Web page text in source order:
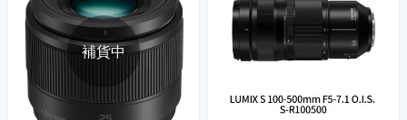
補貨中